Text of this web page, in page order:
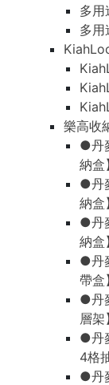
多用
多用
樂高收
●丹
納盒】
●丹
納盒】
●丹
納盒】
●丹
帶盒
●丹
層架】
●丹
4格
●丹